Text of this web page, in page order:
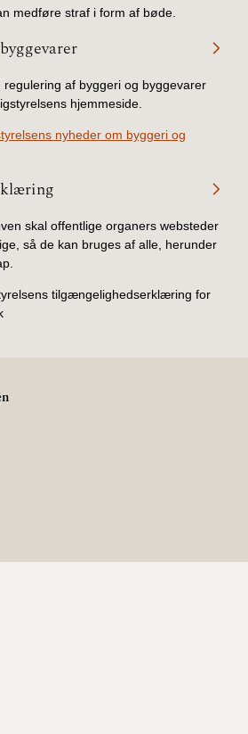
medføre straf i form af bøde.
af byggeri og byggevarer
hjemmeside.
nyheder om byggeri og
skal offentlige organers websteder
så de kan bruges af alle, herunder
tilgængelighedserklæring for